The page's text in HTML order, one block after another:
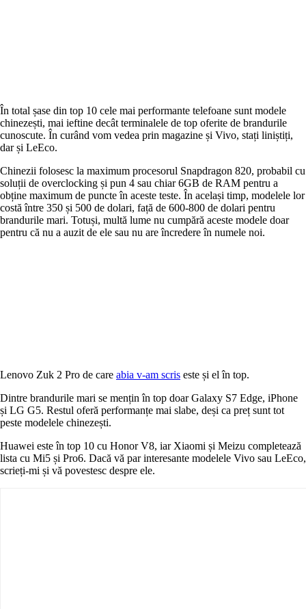
În total șase din top 10 cele mai performante telefoane sunt modele
chinezești, mai ieftine decât terminalele de top oferite de brandurile
cunoscute. În curând vom vedea prin magazine și Vivo, stați liniștiți,
dar și LeEco.
Chinezii folosesc la maximum procesorul Snapdragon 820, probabil cu
soluții de overclocking și pun 4 sau chiar 6GB de RAM pentru a
obține maximum de puncte în aceste teste. În același timp, modelele lor
costă între 350 și 500 de dolari, față de 600-800 de dolari pentru
brandurile mari. Totuși, multă lume nu cumpără aceste modele doar
pentru că nu a auzit de ele sau nu are încredere în numele noi.
Lenovo Zuk 2 Pro de care abia v-am scris este și el în top.
Dintre brandurile mari se mențin în top doar Galaxy S7 Edge, iPhone
și LG G5. Restul oferă performanțe mai slabe, deși ca preț sunt tot
peste modelele chinezești.
Huawei este în top 10 cu Honor V8, iar Xiaomi și Meizu completează
lista cu Mi5 și Pro6. Dacă vă par interesante modelele Vivo sau LeEco,
scrieți-mi și vă povestesc despre ele.